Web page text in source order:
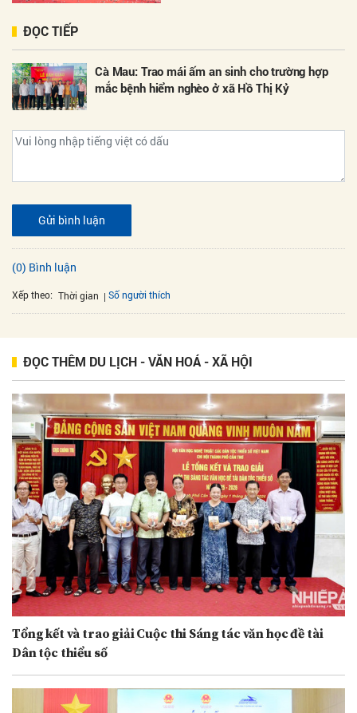
ĐỌC TIẾP
Cà Mau: Trao mái ấm an sinh cho trường hợp
mắc bệnh hiểm nghèo ở xã Hồ Thị Kỷ
Gửi bình luận
(0) Bình luận
Xếp theo: Thời gian Số người thích
ĐỌC THÊM DU LỊCH - VĂN HOÁ - XÃ HỘI
Tổng kết và trao giải Cuộc thi Sáng tác văn học đề tài
Dân tộc thiểu số